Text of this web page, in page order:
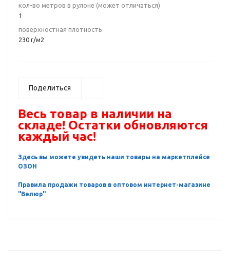
кол-во метров в рулоне (может отличаться)
1
поверхностная плотность
230 г/м2
Поделиться
Весь товар в наличии на
складе! Остатки обновляются
каждый час!
Здесь вы можете увидеть наши товары на маркетплейсе
ОЗОН
Правила продажи товаров в оптовом интернет-магазине
"Велюр"